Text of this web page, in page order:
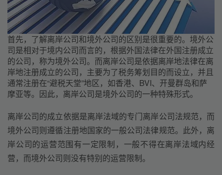
首先，了解离岸公司和境外公司的区别是很重要的。境外公
司是相对于境内公司而言的，根据外国法律在外国注册成立
的公司，称为境外公司。而离岸公司是依据离岸地法律在离
岸地注册成立的公司，主要为了税务筹划目的而设立，并且
通常注册在“避税天堂”地区，如香港、BVI、开曼群岛和萨
摩亚等。因此，离岸公司是境外公司的一种特殊形式。
离岸公司的成立依据是离岸法域的专门离岸公司法规范，而
境外公司则遵循注册地国家的一般公司法律规范。此外，离
岸公司的运营范围有一定限制，一般不得在离岸法域内经
营，而境外公司则没有特别的运营限制。